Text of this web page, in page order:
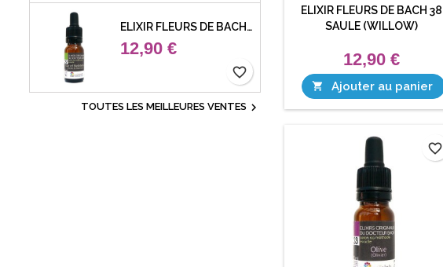
ELIXIR FLEURS DE BACH 29 ETOILE DE BETHLEHEM (STAR OF BETHLEHEM)
12,90 €
favorite_border
TOUTES LES MEILLEURES VENTES 
ELIXIR FLEURS DE BACH 38
SAULE (WILLOW)
12,90 €
 Ajouter au panier
favorite_border